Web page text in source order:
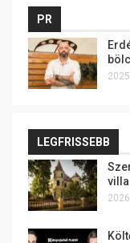
PR
LEGFRISSEBB
villa